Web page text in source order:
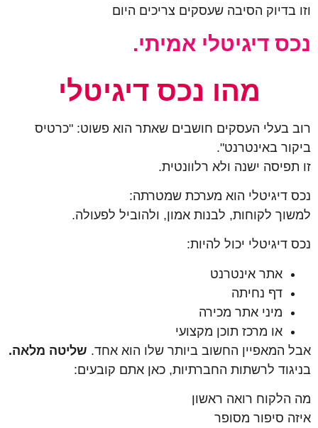
וזו בדיוק הסיבה שעסקים צריכים היום
נכס דיגיטלי אמיתי.
מהו נכס דיגיטלי
רוב בעלי העסקים חושבים שאתר הוא פשוט: "כרטיס
ביקור באינטרנט".
זו תפיסה ישנה ולא רלוונטית.
נכס דיגיטלי הוא מערכת שמטרתה:
למשוך לקוחות, לבנות אמון, ולהוביל לפעולה.
נכס דיגיטלי יכול להיות:
אתר אינטרנט
דף נחיתה
מיני אתר מכירה
או מרכז תוכן מקצועי
אבל המאפיין החשוב ביותר שלו הוא אחד. שליטה מלאה.
בניגוד לרשתות החברתיות, כאן אתם קובעים:
מה הלקוח רואה ראשון
איזה סיפור מסופר